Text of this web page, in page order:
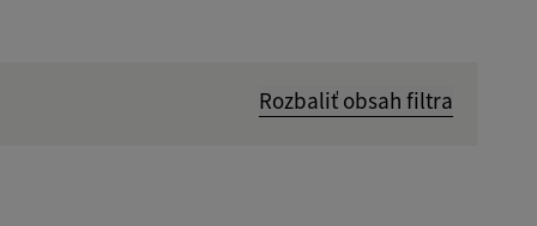
Rozbaliť obsah filtra